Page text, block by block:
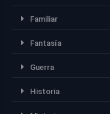
Familiar
Fantasía
Guerra
Historia